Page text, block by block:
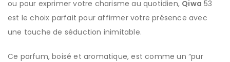
ou pour exprimer votre charisme au quotidien, Qiwa 53
est le choix parfait pour affirmer votre présence avec
une touche de séduction inimitable.
Ce parfum, boisé et aromatique, est comme un “pur